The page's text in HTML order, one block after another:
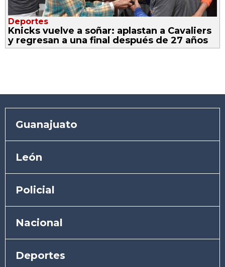
Deportes
Knicks vuelve a soñar: aplastan a Cavaliers
y regresan a una final después de 27 años
Guanajuato
León
Policial
Nacional
Deportes